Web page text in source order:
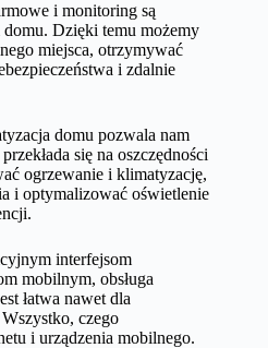
i monitoring są
domu. Dzięki temu możemy
miejsca, otrzymywać
i zdalnie
domu pozwala nam
się na oszczędności
ogrzewanie i klimatyzację,
i optymalizować oświetlenie
interfejsom
mobilnym, obsługa
łatwa nawet dla
czego
i urządzenia mobilnego.